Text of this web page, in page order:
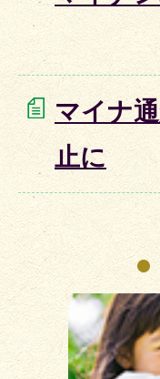
マイナ
止に
枚